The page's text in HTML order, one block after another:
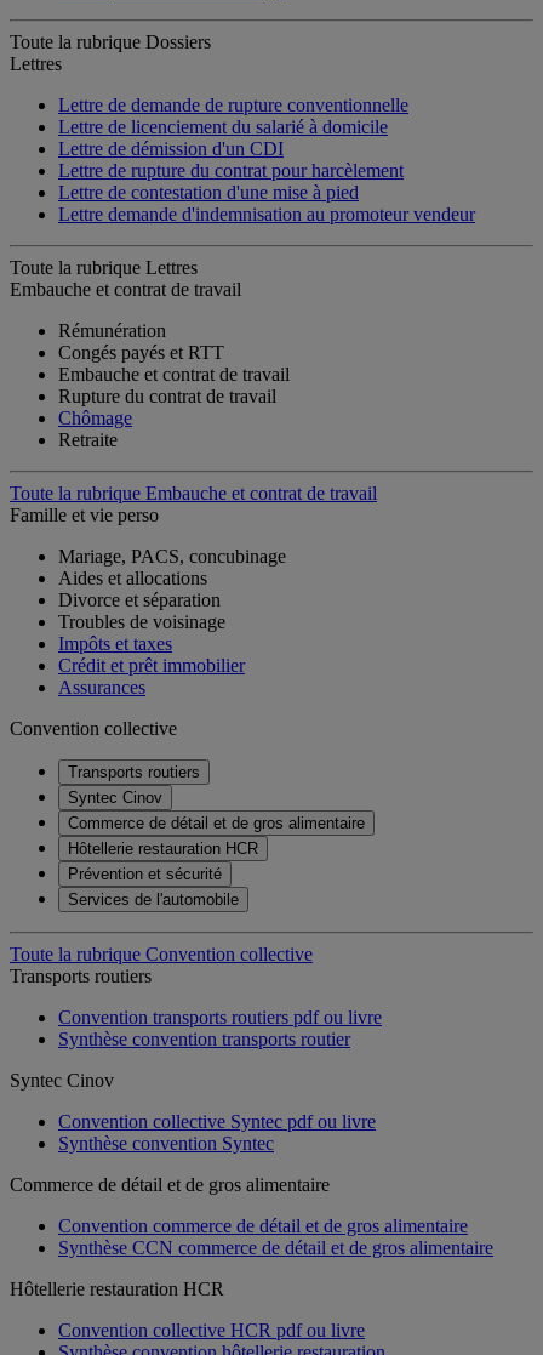
Toute la rubrique Dossiers
Lettres
Lettre de demande de rupture conventionnelle
Lettre de licenciement du salarié à domicile
Lettre de démission d'un CDI
Lettre de rupture du contrat pour harcèlement
Lettre de contestation d'une mise à pied
Lettre demande d'indemnisation au promoteur vendeur
Toute la rubrique Lettres
Embauche et contrat de travail
Rémunération
Congés payés et RTT
Embauche et contrat de travail
Rupture du contrat de travail
Chômage
Retraite
Toute la rubrique Embauche et contrat de travail
Famille et vie perso
Mariage, PACS, concubinage
Aides et allocations
Divorce et séparation
Troubles de voisinage
Impôts et taxes
Crédit et prêt immobilier
Assurances
Convention collective
Transports routiers
Syntec Cinov
Commerce de détail et de gros alimentaire
Hôtellerie restauration HCR
Prévention et sécurité
Services de l'automobile
Toute la rubrique Convention collective
Transports routiers
Convention transports routiers pdf ou livre
Synthèse convention transports routier
Syntec Cinov
Convention collective Syntec pdf ou livre
Synthèse convention Syntec
Commerce de détail et de gros alimentaire
Convention commerce de détail et de gros alimentaire
Synthèse CCN commerce de détail et de gros alimentaire
Hôtellerie restauration HCR
Convention collective HCR pdf ou livre